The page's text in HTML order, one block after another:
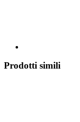
Prodotti simili